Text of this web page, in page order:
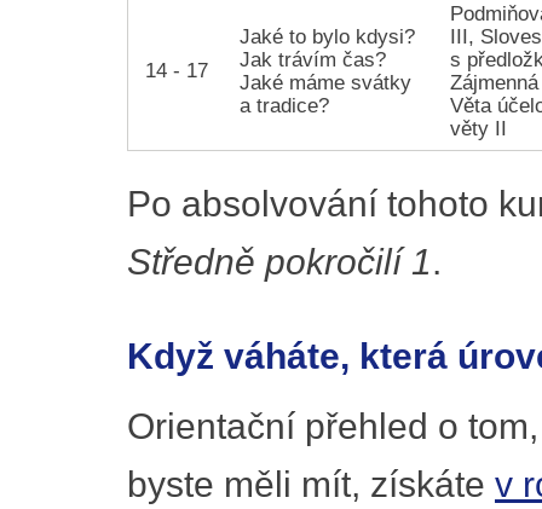
14 - 17
Jaké to bylo kdysi?
Jak trávím čas?
Jaké máme svátky
a tradice?
III,
s
Věta
věty II
Po absolvování tohoto
Středně pokročilí 1.
Když váháte, která
Orientační přehled o
byste měli mít, získáte v